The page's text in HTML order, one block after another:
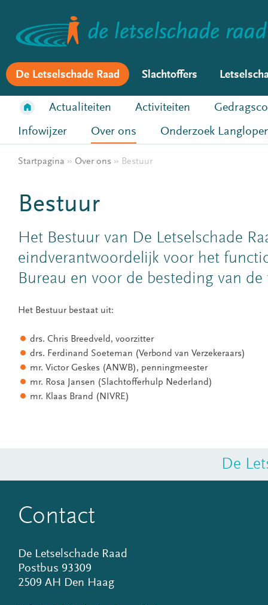
De Letselschade Raad Slachtoffers
Actualiteiten Activiteiten
Infowijzer
Over ons Onderzoek
Startpagina » Over ons » Bestuur
Bestuur
Het Bestuur van De Letselschade
eindverantwoordelijk voor het
Bureau en voor de besteding van
Het Bestuur bestaat uit:
drs. Chris Breedveld, voorzitter
drs. Ferdinand Soeteman (Verbond van Verzekeraars)
mr. Victor Geskes (ANWB), penningmeester
mr. Rosa Jansen (Slachtofferhulp Nederland)
mr. Klaas Brand (NIVRE)
De
Contact
De Letselschade Raad
Postbus 93309
2509 AH Den Haag